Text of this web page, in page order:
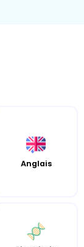
Anglais